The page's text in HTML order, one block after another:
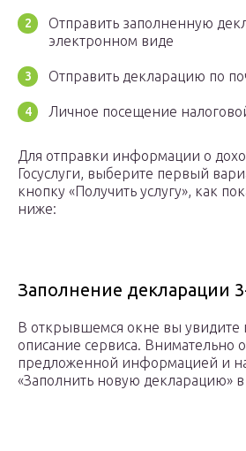
Отправить заполненную
электронном виде
Отправить декларацию по
Личное посещение
Для отправки информации о
Госуслуги, выберите первый
кнопку «Получить услугу», как
ниже:
Заполнение декларации
В открывшемся окне вы увидите
описание сервиса. Внимательно
предложенной информацией и
«Заполнить новую декларацию»